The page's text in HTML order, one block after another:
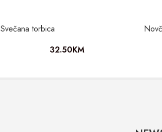
Svečana torbica
32.50KM